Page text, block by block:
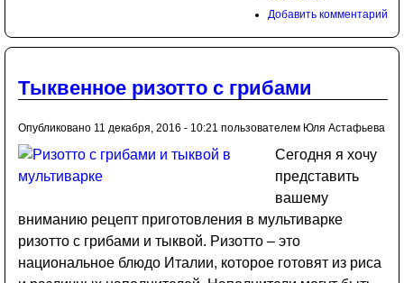
Добавить комментарий
Тыквенное ризотто с грибами
Опубликовано 11 декабря, 2016 - 10:21 пользователем Юля Астафьева
Сегодня я хочу
представить
вашему
вниманию рецепт приготовления в мультиварке
ризотто с грибами и тыквой. Ризотто – это
национальное блюдо Италии, которое готовят из риса